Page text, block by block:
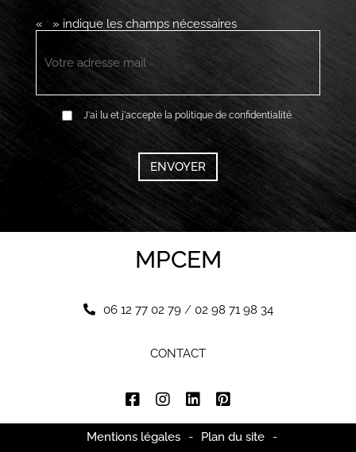
« *» indique les champs nécessaires
E-
RGPD J'ai lu et j'accepte la politique de confidentialité.
CAPTCHA
MPCEM
06 12 77 02 79/ 02 98 71 98 34
CONTACT
Mentions légales - Plan du site
-